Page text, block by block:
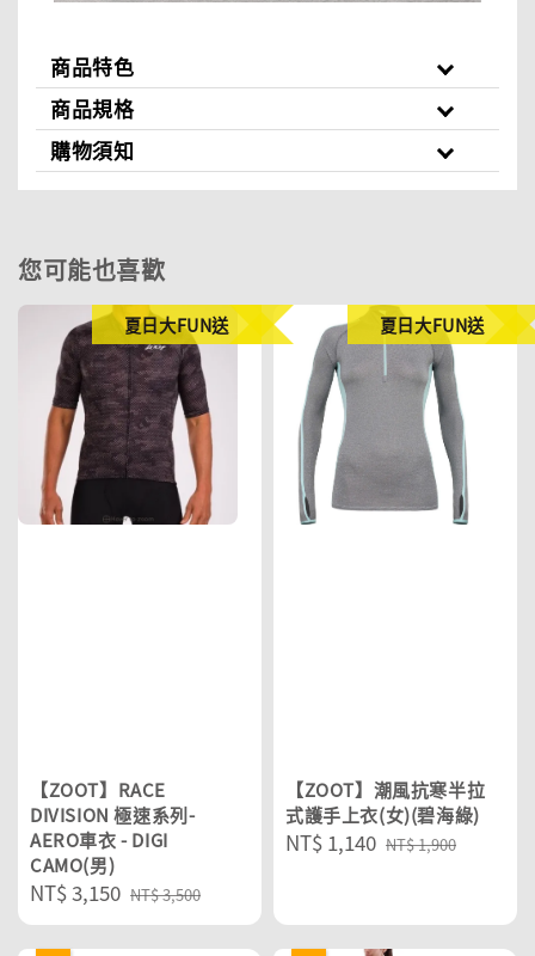
商品特色
商品規格
購物須知
您可能也喜歡
夏日大FUN送
【ZOOT】RACE
DIVISION 極速系列-
AERO車衣 - DIGI
CAMO(男)
Sale
price
NT$ 3,150 Regular
price
NT$ 3,500
夏日大FUN送
【ZOOT】潮風抗寒半拉
式護手上衣(女)(碧海綠)
Sale
NT$ 1,140 Regular
NT$ 1,900